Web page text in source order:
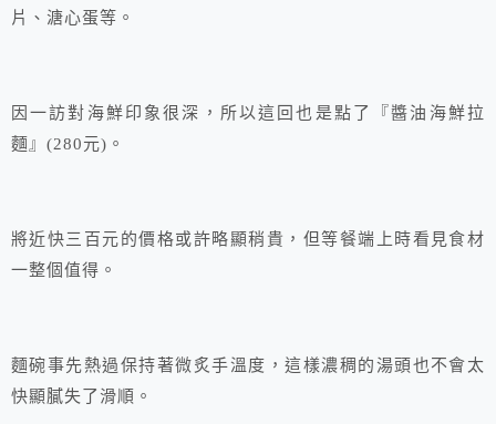
片、溏心蛋等。
因一訪對海鮮印象很深，所以這回也是點了『醬油海鮮拉
麵』(280元)。
將近快三百元的價格或許略顯稍貴，但等餐端上時看見食材
一整個值得。
麵碗事先熱過保持著微炙手溫度，這樣濃稠的湯頭也不會太
快顯膩失了滑順。